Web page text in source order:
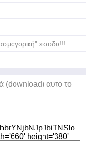
είσοδο!!!
(download) αυτό το